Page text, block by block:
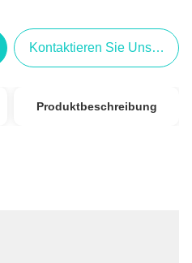
Kontaktieren Sie Uns Jetzt
Produktbeschreibung